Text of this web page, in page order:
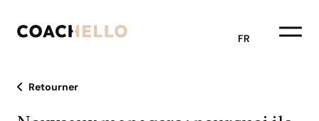
FR
Retourner